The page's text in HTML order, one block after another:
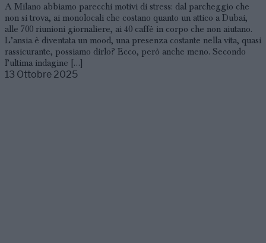
A Milano abbiamo parecchi motivi di stress: dal parcheggio che
non si trova, ai monolocali che costano quanto un attico a Dubai,
alle 700 riunioni giornaliere, ai 40 caffè in corpo che non aiutano.
L’ansia è diventata un mood, una presenza costante nella vita, quasi
rassicurante, possiamo dirlo? Ecco, però anche meno. Secondo
l’ultima indagine […]
13 Ottobre 2025